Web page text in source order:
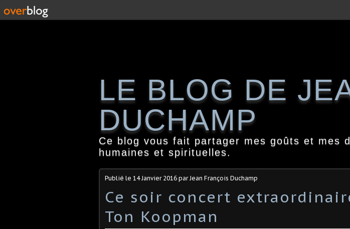
LE BLOG DE
DUCHAMP
Ce blog vous fait partager mes goûts et mes
humaines et spirituelles.
Publié le 14 Janvier 2016 par Jean François Duchamp
Ce soir concert
Ton Koopman